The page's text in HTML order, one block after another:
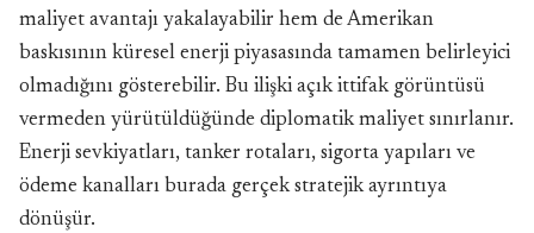
maliyet avantajı yakalayabilir hem de Amerikan
baskısının küresel enerji piyasasında tamamen belirleyici
olmadığını gösterebilir. Bu ilişki açık ittifak görüntüsü
vermeden yürütüldüğünde diplomatik maliyet sınırlanır.
Enerji sevkiyatları, tanker rotaları, sigorta yapıları ve
ödeme kanalları burada gerçek stratejik ayrıntıya
dönüşür.